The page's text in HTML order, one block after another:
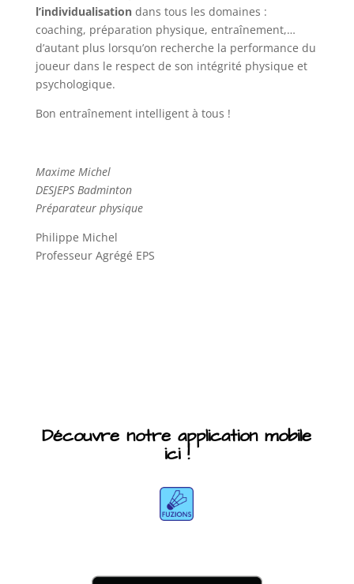
l’individualisationdans tous les domaines :
coaching, préparation physique, entraînement,…
d’autant plus lorsqu’on recherche la performance du
joueur dans le respect de son intégrité physique et
psychologique.
Bon entraînement intelligent à tous !
Maxime Michel
DESJEPS Badminton
Préparateur physique
Philippe Michel
Professeur Agrégé EPS
Découvre notre application mobile
ici !